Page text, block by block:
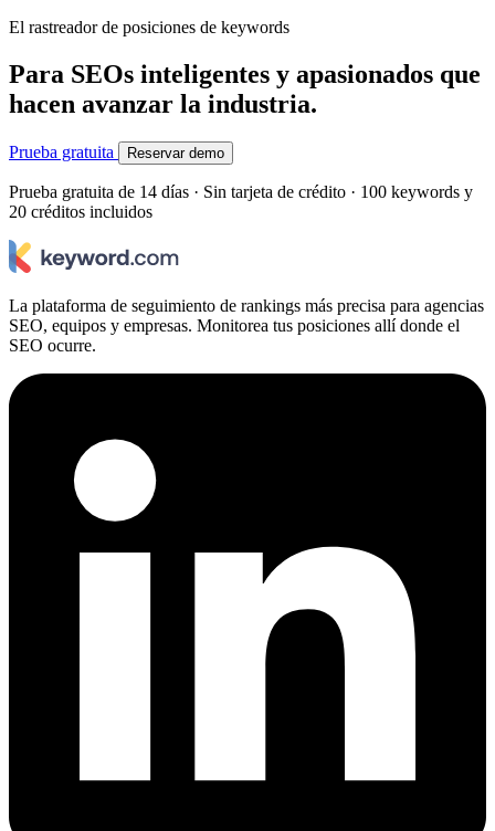
El rastreador de posiciones de keywords
Para SEOs inteligentes y apasionados que
hacen avanzar la industria.
Prueba gratuita Reservar demo
Prueba gratuita de 14 días · Sin tarjeta de crédito · 100 keywords y
20 créditos incluidos
La plataforma de seguimiento de rankings más precisa para agencias
SEO, equipos y empresas. Monitorea tus posiciones allí donde el
SEO ocurre.